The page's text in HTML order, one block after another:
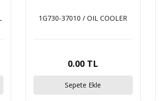
1G730-37010 / OIL COOLER
0.00 TL
Sepete Ekle